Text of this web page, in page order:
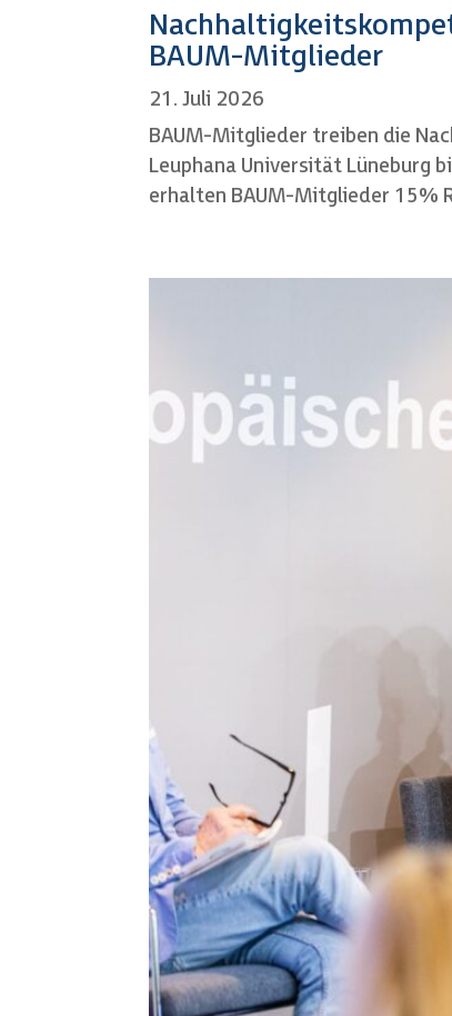
BAUM-Mitglieder
21. Juli 2026
BAUM-Mitglieder treiben die
Leuphana Universität
erhalten BAUM-Mitglieder 15%